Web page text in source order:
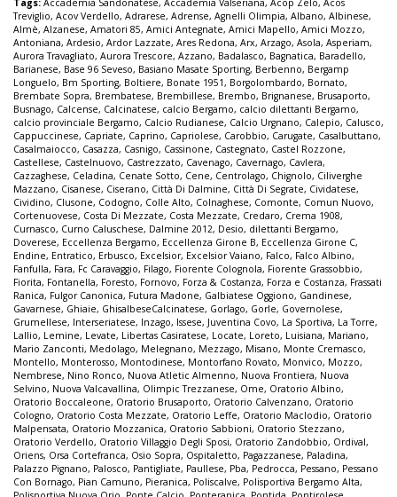
Tags: Accademia Sandonatese, Accademia Valseriana, Acop Zelo, Acos
Treviglio, Acov Verdello, Adrarese, Adrense, Agnelli Olimpia, Albano, Albinese,
Almè, Alzanese, Amatori 85, Amici Antegnate, Amici Mapello, Amici Mozzo,
Antoniana, Ardesio, Ardor Lazzate, Ares Redona, Arx, Arzago, Asola, Asperiam,
Aurora Travagliato, Aurora Trescore, Azzano, Badalasco, Bagnatica, Baradello,
Barianese, Base 96 Seveso, Basiano Masate Sporting, Berbenno, Bergamp
Longuelo, Bm Sporting, Boltiere, Bonate 1951, Borgolombardo, Bornato,
Brembate Sopra, Brembatese, Brembillese, Brembo, Brignanese, Brusaporto,
Busnago, Calcense, Calcinatese, calcio Bergamo, calcio dilettanti Bergamo,
calcio provinciale Bergamo, Calcio Rudianese, Calcio Urgnano, Calepio, Calusco,
Cappuccinese, Capriate, Caprino, Capriolese, Carobbio, Carugate, Casalbuttano,
Casalmaiocco, Casazza, Casnigo, Cassinone, Castegnato, Castel Rozzone,
Castellese, Castelnuovo, Castrezzato, Cavenago, Cavernago, Cavlera,
Cazzaghese, Celadina, Cenate Sotto, Cene, Centrolago, Chignolo, Ciliverghe
Mazzano, Cisanese, Ciserano, Città Di Dalmine, Città Di Segrate, Cividatese,
Cividino, Clusone, Codogno, Colle Alto, Colnaghese, Comonte, Comun Nuovo,
Cortenuovese, Costa Di Mezzate, Costa Mezzate, Credaro, Crema 1908,
Curnasco, Curno Caluschese, Dalmine 2012, Desio, dilettanti Bergamo,
Doverese, Eccellenza Bergamo, Eccellenza Girone B, Eccellenza Girone C,
Endine, Entratico, Erbusco, Excelsior, Excelsior Vaiano, Falco, Falco Albino,
Fanfulla, Fara, Fc Caravaggio, Filago, Fiorente Colognola, Fiorente Grassobbio,
Fiorita, Fontanella, Foresto, Fornovo, Forza & Costanza, Forza e Costanza, Frassati
Ranica, Fulgor Canonica, Futura Madone, Galbiatese Oggiono, Gandinese,
Gavarnese, Ghiaie, GhisalbeseCalcinatese, Gorlago, Gorle, Governolese,
Grumellese, Interseriatese, Inzago, Issese, Juventina Covo, La Sportiva, La Torre,
Lallio, Lemine, Levate, Libertas Casiratese, Locate, Loreto, Luisiana, Mariano,
Mario Zanconti, Medolago, Melegnano, Mezzago, Misano, Monte Cremasco,
Montello, Monterosso, Montodinese, Montorfano Rovato, Monvico, Mozzo,
Nembrese, Nino Ronco, Nuova Atletic Almenno, Nuova Frontiera, Nuova
Selvino, Nuova Valcavallina, Olimpic Trezzanese, Ome, Oratorio Albino,
Oratorio Boccaleone, Oratorio Brusaporto, Oratorio Calvenzano, Oratorio
Cologno, Oratorio Costa Mezzate, Oratorio Leffe, Oratorio Maclodio, Oratorio
Malpensata, Oratorio Mozzanica, Oratorio Sabbioni, Oratorio Stezzano,
Oratorio Verdello, Oratorio Villaggio Degli Sposi, Oratorio Zandobbio, Ordival,
Oriens, Orsa Cortefranca, Osio Sopra, Ospitaletto, Pagazzanese, Paladina,
Palazzo Pignano, Palosco, Pantigliate, Paullese, Pba, Pedrocca, Pessano, Pessano
Con Bornago, Pian Camuno, Pieranica, Poliscalve, Polisportiva Bergamo Alta,